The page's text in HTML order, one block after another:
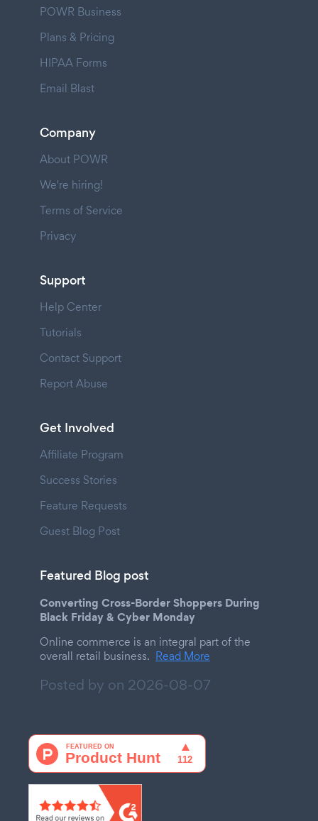
POWR Business
Plans & Pricing
HIPAA Forms
Email Blast
Company
About POWR
We're hiring!
Terms of Service
Privacy
Support
Help Center
Tutorials
Contact Support
Report Abuse
Get Involved
Affiliate Program
Success Stories
Feature Requests
Guest Blog Post
Featured Blog post
Converting Cross-Border Shoppers During
Black Friday & Cyber Monday
Online commerce is an integral part of the
overall retail business. Read More
Posted by on 2026-08-07